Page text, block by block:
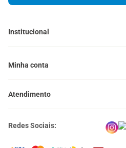
Institucional
Central de Ajuda - FAQ
Política de Cupons
Central de Privacidade
Minha conta
Meus endereços
Atendimento
atendimento@maiscorreios.com.br
Segunda à sexta-feira, das 9h às 18h.
Redes Sociais: